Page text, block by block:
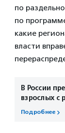
по
по
какие
власти
В России
взрослых с
Подробнее